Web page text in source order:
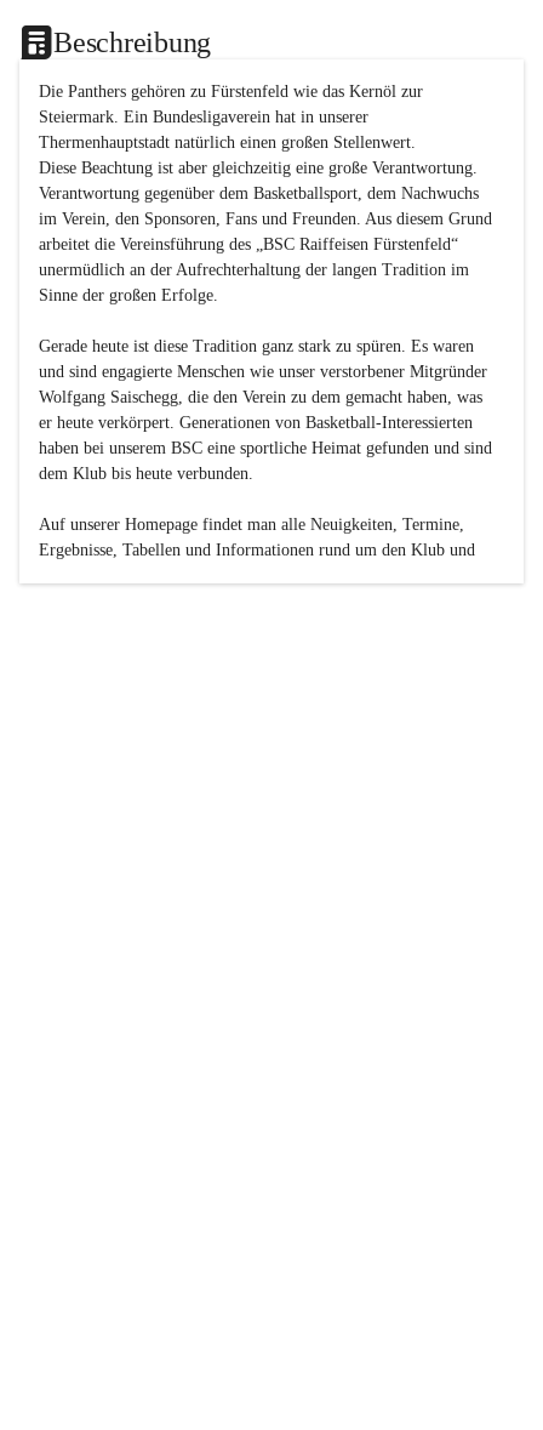
Beschreibung
Die Panthers gehören zu Fürstenfeld wie das Kernöl zur
Steiermark. Ein Bundesligaverein hat in unserer
Thermenhauptstadt natürlich einen großen Stellenwert.
Diese Beachtung ist aber gleichzeitig eine große Verantwortung.
Verantwortung gegenüber dem Basketballsport, dem Nachwuchs
im Verein, den Sponsoren, Fans und Freunden. Aus diesem Grund
arbeitet die Vereinsführung des „BSC Raiffeisen Fürstenfeld“
unermüdlich an der Aufrechterhaltung der langen Tradition im
Sinne der großen Erfolge.
Gerade heute ist diese Tradition ganz stark zu spüren. Es waren
und sind engagierte Menschen wie unser verstorbener Mitgründer
Wolfgang Saischegg, die den Verein zu dem gemacht haben, was
er heute verkörpert. Generationen von Basketball-Interessierten
haben bei unserem BSC eine sportliche Heimat gefunden und sind
dem Klub bis heute verbunden.
Auf unserer Homepage findet man alle Neuigkeiten, Termine,
Ergebnisse, Tabellen und Informationen rund um den Klub und